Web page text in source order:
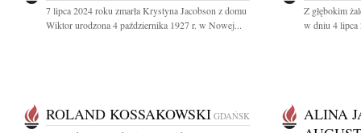
7 lipca 2024 roku zmarła Krystyna Jacobson z domu
Wiktor urodzona 4 października 1927 r. w Nowej...
Z głębokim
w dniu 4 lipca
ROLAND KOSSAKOWSKI GDAŃSK
ALINA